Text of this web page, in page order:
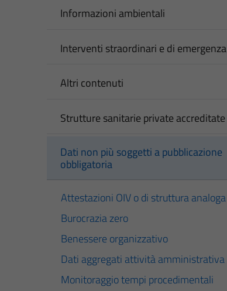
Informazioni ambientali
Interventi straordinari e di emergenza
Altri contenuti
Strutture sanitarie private accreditate
Dati non più soggetti a pubblicazione
obbligatoria
Attestazioni OIV o di struttura analoga
Burocrazia zero
Benessere organizzativo
Dati aggregati attività amministrativa
Monitoraggio tempi procedimentali